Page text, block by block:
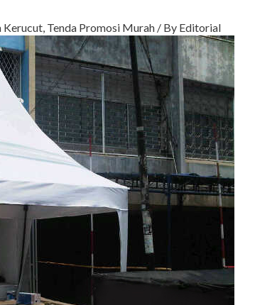
Kerucut, Tenda Promosi Murah/ By Editorial